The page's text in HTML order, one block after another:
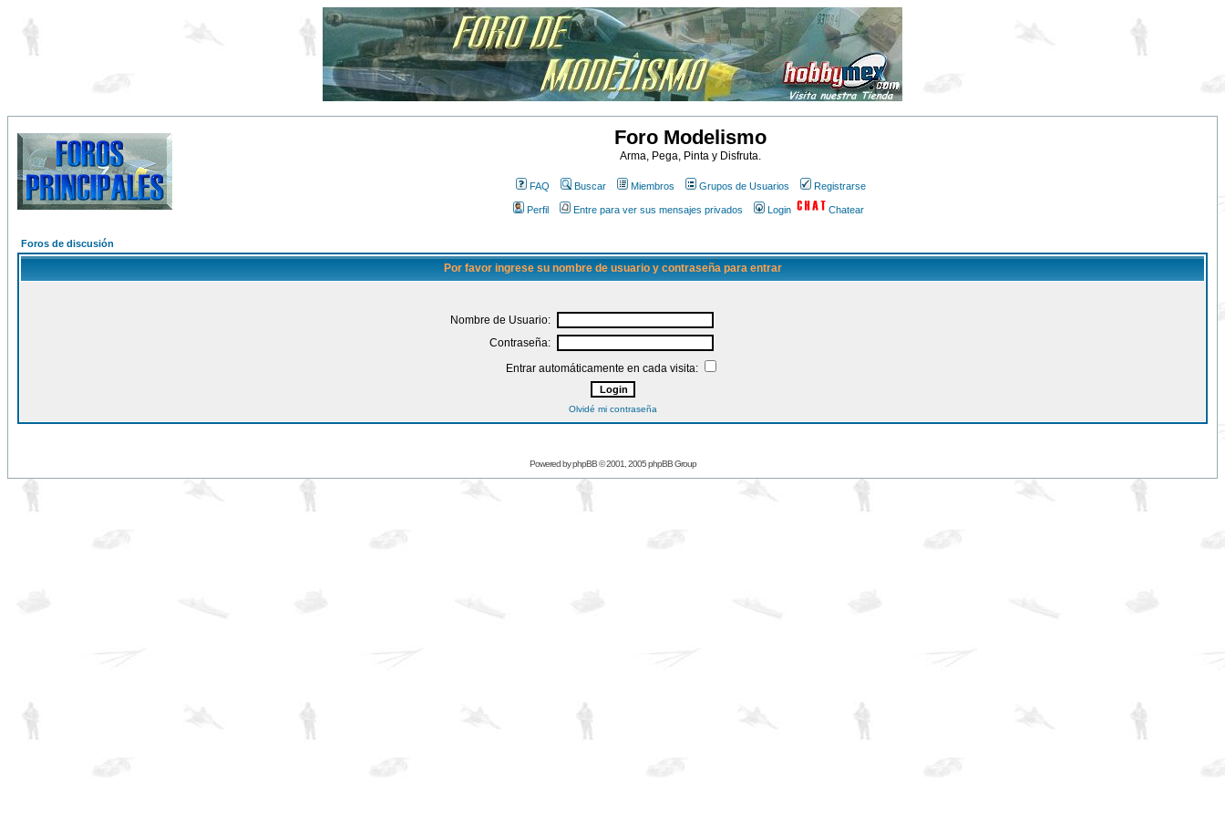
Foro Modelismo
Arma, Pega, Pinta y Disfruta.
FAQ Buscar Miembros Grupos de Usuarios Registrarse
Perfil Entre para ver sus mensajes privados Login Chatear
Foros de discusión
Por favor ingrese su nombre de usuario y contraseña para entrar
Nombre de Usuario:
Contraseña:
Entrar automáticamente en cada visita:
Olvidé mi contraseña
Powered byphpBB© 2001, 2005 phpBB Group